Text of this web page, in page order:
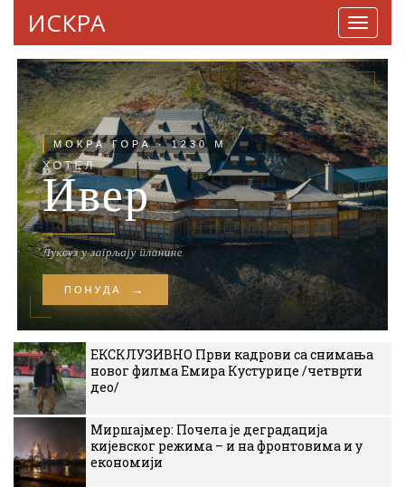
ИСКРА
ЕКСКЛУЗИВНО Први кадрови са снимања
новог филма Емира Кустурице /четврти
део/
Миршајмер: Почела је деградација
кијевског режима – и на фронтовима и у
економији